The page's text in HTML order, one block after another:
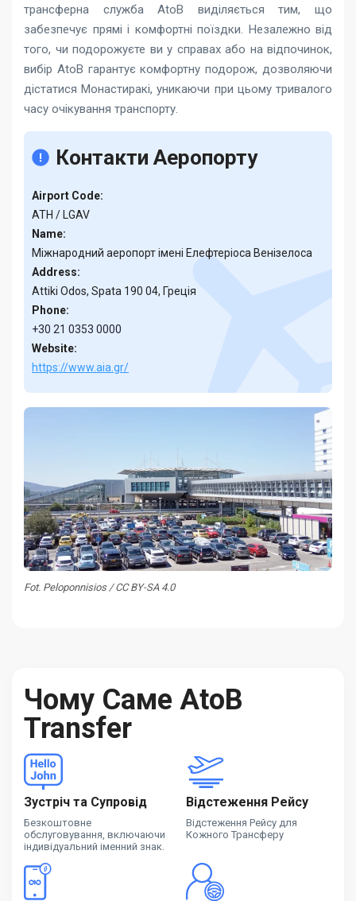
трансферна служба AtoB виділяється тим, що
забезпечує прямі і комфортні поїздки. Незалежно від
того, чи подорожуєте ви у справах або на відпочинок,
вибір AtoB гарантує комфортну подорож, дозволяючи
дістатися Монастиракі, уникаючи при цьому тривалого
часу очікування транспорту.
Контакти Аеропорту
Airport Code:
ATH / LGAV
Name:
Міжнародний аеропорт імені Елефтеріоса Венізелоса
Address:
Attiki Odos, Spata 190 04, Греція
Phone:
+30 21 0353 0000
Website:
https://www.aia.gr/
Fot. Peloponnisios / CC BY-SA 4.0
Чому Саме AtoB
Transfer
Зустріч та Супровід
Безкоштовне
обслуговування, включаючи
індивідуальний іменний знак.
Відстеження Рейсу
Відстеження Рейсу для
Кожного Трансферу